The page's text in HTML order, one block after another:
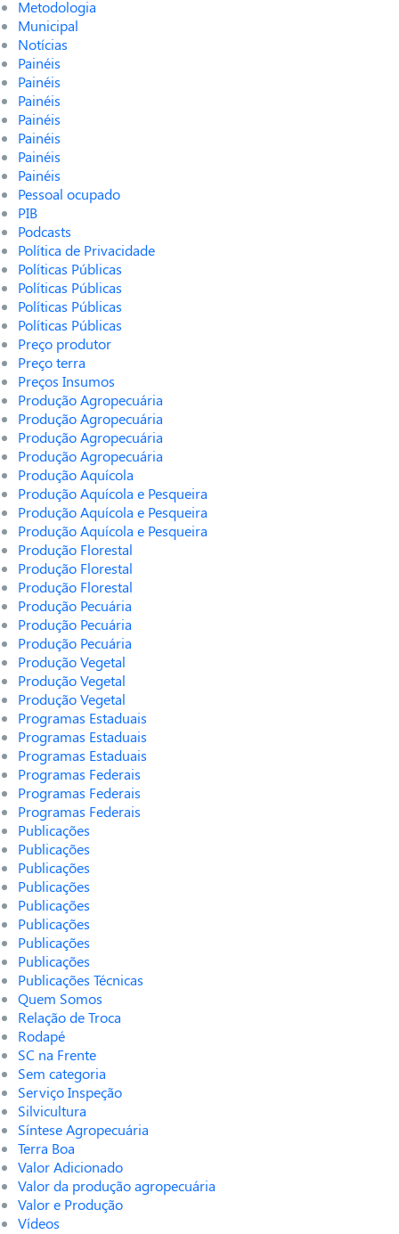
Metodologia
Municipal
Notícias
Painéis
Painéis
Painéis
Painéis
Painéis
Painéis
Painéis
Pessoal ocupado
PIB
Podcasts
Política de Privacidade
Políticas Públicas
Políticas Públicas
Políticas Públicas
Políticas Públicas
Preço produtor
Preço terra
Preços Insumos
Produção Agropecuária
Produção Agropecuária
Produção Agropecuária
Produção Agropecuária
Produção Aquícola
Produção Aquícola e Pesqueira
Produção Aquícola e Pesqueira
Produção Aquícola e Pesqueira
Produção Florestal
Produção Florestal
Produção Florestal
Produção Pecuária
Produção Pecuária
Produção Pecuária
Produção Vegetal
Produção Vegetal
Produção Vegetal
Programas Estaduais
Programas Estaduais
Programas Estaduais
Programas Federais
Programas Federais
Programas Federais
Publicações
Publicações
Publicações
Publicações
Publicações
Publicações
Publicações
Publicações
Publicações Técnicas
Quem Somos
Relação de Troca
Rodapé
SC na Frente
Sem categoria
Serviço Inspeção
Silvicultura
Síntese Agropecuária
Terra Boa
Valor Adicionado
Valor da produção agropecuária
Valor e Produção
Vídeos